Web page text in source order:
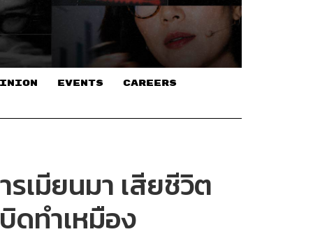
EVENTS CAREERS
เมียนมา เสียชีวิต
ดทำเหมือง